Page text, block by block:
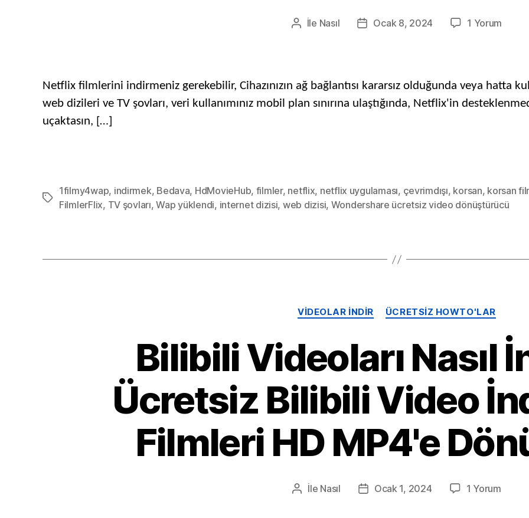
Gönderi
İle Nasıl
PostaOcak 8, 2024 1 Yorum
Web
Netflix filmlerini indirmeniz gerekebilir, Cihazınızın ağ bağlantısı kararsız olduğunda veya hatta
web dizileri ve TV şovları, veri kullanımınız mobil plan sınırına ulaştığında, Netflix'in
uçaktasın, […]
Etiketler
1filmy4wap, indirmek, Bedava, HdMovieHub, filmler, netflix, netflix uygulaması, çevrimdışı, korsan, korsan
FilmlerFlix, TV şovları,Wap yüklendi, internet dizisi, web dizisi, Wondershare ücretsiz video dönüştürücü
Kategoriler
VIDEOLAR INDIR ÜCRETSIZ HOWTO'LAR
Bilibili Videoları Nasıl
Ücretsiz Bilibili Video
Filmleri HD MP4'e
Gönderi
İle Nasıl
PostaOcak 1, 2024 1 YorumAçık